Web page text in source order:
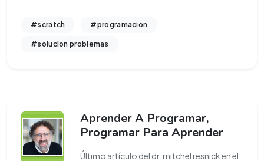
#scratch #programacion
#solucion problemas
Aprender A Programar,
Programar Para Aprender
Último artículo del dr. mitchel resnick en el